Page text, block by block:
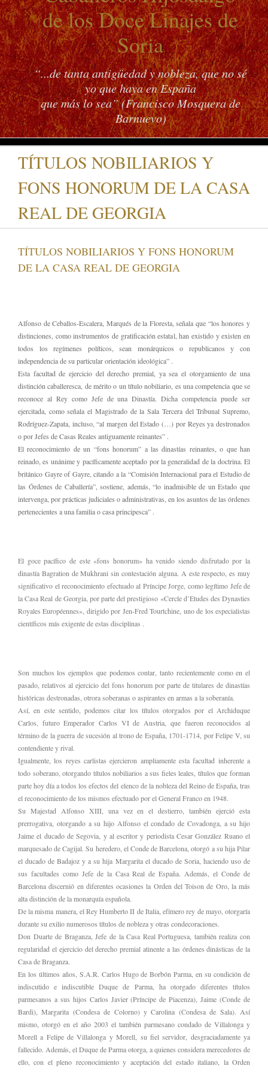
de los Doce Linajes de
Soria
“...de tanta antigüedad y nobleza, que no sé
yo que haya en España
que más lo sea” (Francisco Mosquera de
Barnuevo)
TÍTULOS NOBILIARIOS Y
FONS HONORUM DE LA CASA
REAL DE GEORGIA
TÍTULOS NOBILIARIOS Y FONS HONORUM
DE LA CASA REAL DE GEORGIA
Alfonso de Ceballos-Escalera, Marqués de la Floresta, señala que “los honores y
distinciones, como instrumentos de gratificación estatal, han existido y existen en
todos los regímenes políticos, sean monárquicos o republicanos y con
independencia de su particular orientación ideológica” .
Esta facultad de ejercicio del derecho premial, ya sea el otorgamiento de una
distinción caballeresca, de mérito o un título nobiliario, es una competencia que se
reconoce al Rey como Jefe de una Dinastía. Dicha competencia puede ser
ejercitada, como señala el Magistrado de la Sala Tercera del Tribunal Supremo,
Rodríguez-Zapata, incluso, “al margen del Estado (…) por Reyes ya destronados
o por Jefes de Casas Reales antiguamente reinantes” .
El reconocimiento de un “fons honorum” a las dinastías reinantes, o que han
reinado, es unánime y pacíficamente aceptado por la generalidad de la doctrina. El
británico Gayre of Gayre, citando a la “Comisión Internacional para el Estudio de
las Órdenes de Caballería”, sostiene, además, “lo inadmisible de un Estado que
intervenga, por prácticas judiciales o administrativas, en los asuntos de las órdenes
pertenecientes a una familia o casa principesca” .
El goce pacífico de este «fons honorum» ha venido siendo disfrutado por la
dinastía Bagration de Mukhrani sin contestación alguna. A este respecto, es muy
significativo el reconocimiento efectuado al Príncipe Jorge, como legítimo Jefe de
la Casa Real de Georgia, por parte del prestigioso «Cercle d’Etudes des Dynasties
Royales Européennes», dirigido por Jen-Fred Tourtchine, uno de los especialistas
científicos más exigente de estas disciplinas .
Son muchos los ejemplos que podemos contar, tanto recientemente como en el
pasado, relativos al ejercicio del fons honorum por parte de titulares de dinastías
históricas destronadas, otrora soberanas o aspirantes en armas a la soberanía.
Así, en este sentido, podemos citar los títulos otorgados por el Archiduque
Carlos, futuro Emperador Carlos VI de Austria, que fueron reconocidos al
término de la guerra de sucesión al trono de España, 1701-1714, por Felipe V, su
contendiente y rival.
Igualmente, los reyes carlistas ejercieron ampliamente esta facultad inherente a
todo soberano, otorgando títulos nobiliarios a sus fieles leales, títulos que forman
parte hoy día a todos los efectos del elenco de la nobleza del Reino de España, tras
el reconocimiento de los mismos efectuado por el General Franco en 1948.
Su Majestad Alfonso XIII, una vez en el destierro, también ejerció esta
prerrogativa, otorgando a su hijo Alfonso el condado de Covadonga, a su hijo
Jaime el ducado de Segovia, y al escritor y periodista Cesar González Ruano el
marquesado de Cagijal. Su heredero, el Conde de Barcelona, otorgó a su hija Pilar
el ducado de Badajoz y a su hija Margarita el ducado de Soria, haciendo uso de
sus facultades como Jefe de la Casa Real de España. Además, el Conde de
Barcelona discernió en diferentes ocasiones la Orden del Toison de Oro, la más
alta distinción de la monarquía española.
De la misma manera, el Rey Humberto II de Italia, efímero rey de mayo, otorgaría
durante su exilio numerosos títulos de nobleza y otras condecoraciones.
Don Duarte de Braganza, Jefe de la Casa Real Portuguesa, también realiza con
regularidad el ejercicio del derecho premial atinente a las órdenes dinásticas de la
Casa de Braganza.
En los últimos años, S.A.R. Carlos Hugo de Borbón Parma, en su condición de
indiscutido e indiscutible Duque de Parma, ha otorgado diferentes títulos
parmesanos a sus hijos Carlos Javier (Príncipe de Piacenza), Jaime (Conde de
Bardi), Margarita (Condesa de Colorno) y Carolina (Condesa de Sala). Así
mismo, otorgó en el año 2003 el también parmesano condado de Villalonga y
Morell a Felipe de Villalonga y Morell, su fiel servidor, desgraciadamente ya
fallecido. Además, el Duque de Parma otorga, a quienes considera merecedores de
ello, con el pleno reconocimiento y aceptación del estado italiano, la Orden